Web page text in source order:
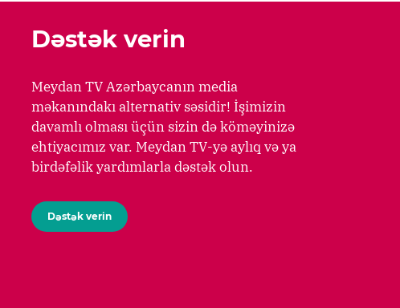
Dəstək verin
Meydan TV Azərbaycanın media
məkanındakı alternativ səsidir! İşimizin
davamlı olması üçün sizin də köməyinizə
ehtiyacımız var. Meydan TV-yə aylıq və ya
birdəfəlik yardımlarla dəstək olun.
Dəstək verin